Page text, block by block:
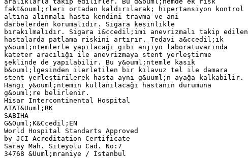
fakt&ouml;rleri ortadan kaldırılarak; hipertansiyon kontrol
altına alınmalı hasta kendini travma ve ani
darbelerden korumalıdır. Sigara kesinlikle
bırakılmalıdır. Sigara i&ccedil;imi anevrizmalı takip edilen
hastalarda patlama riskini artırır. Tedavi a&ccedil;ık
y&ouml;ntemlerle yapılacağı gibi anjiyo laboratuvarında
kateter aracılığı ile anevrizmaya stent yerleştirme
şeklinde de yapılabilir. Bu y&ouml;ntemle kasık
b&ouml;lgesinden ilerletilen bir kılavuz tel ile damara
stent yerleştirilerek hasta aynı g&uuml;n ayağa kalkabilir.
Hangi y&ouml;ntemin kullanılacağı hastanın durumuna
g&ouml;re belirlenir.
Hisar Intercontinental Hospital
ATAT&Uuml;RK
SABİHA
G&Ouml;K&Ccedil;EN
World Hospital Standarts Approved
by JCI Acreditation Certificate
Saray Mah. Siteyolu Cad. No:7
34768 &Uuml;mraniye / İstanbul